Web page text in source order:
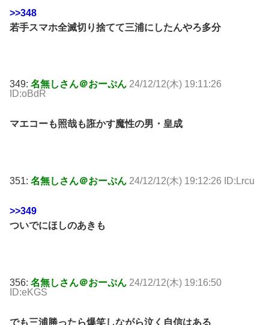
>>348
若手スマホ全滅切り捨てて三浦にしたんやろ多分
349: 名無しさん＠おーぷん 24/12/12(木) 19:11:26
ID:oBdR
マエコーも照哉も誑かす魔性の男・皇成
351: 名無しさん＠おーぷん 24/12/12(木) 19:12:26 ID:Lrcu
>>349
ついでにほしのあきも
356: 名無しさん＠おーぷん 24/12/12(木) 19:16:50
ID:eKGS
でも三浦勝ったら爆笑しながら泣く自信はある